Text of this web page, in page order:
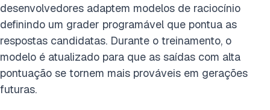
desenvolvedores adaptem modelos de raciocínio
definindo um grader programável que pontua as
respostas candidatas. Durante o treinamento, o
modelo é atualizado para que as saídas com alta
pontuação se tornem mais prováveis em gerações
futuras.